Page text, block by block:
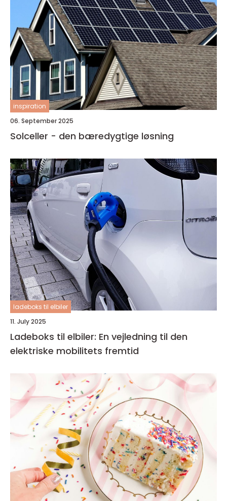
inspiration
06. September 2025
Solceller - den bæredygtige løsning
ladeboks til elbiler
11. July 2025
Ladeboks til elbiler: En vejledning til den
elektriske mobilitets fremtid